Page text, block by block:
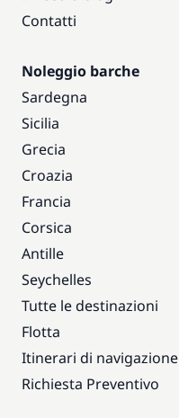
Contatti
Noleggio barche
Sardegna
Sicilia
Grecia
Croazia
Francia
Corsica
Antille
Seychelles
Tutte le destinazioni
Flotta
Itinerari di navigazione
Richiesta Preventivo